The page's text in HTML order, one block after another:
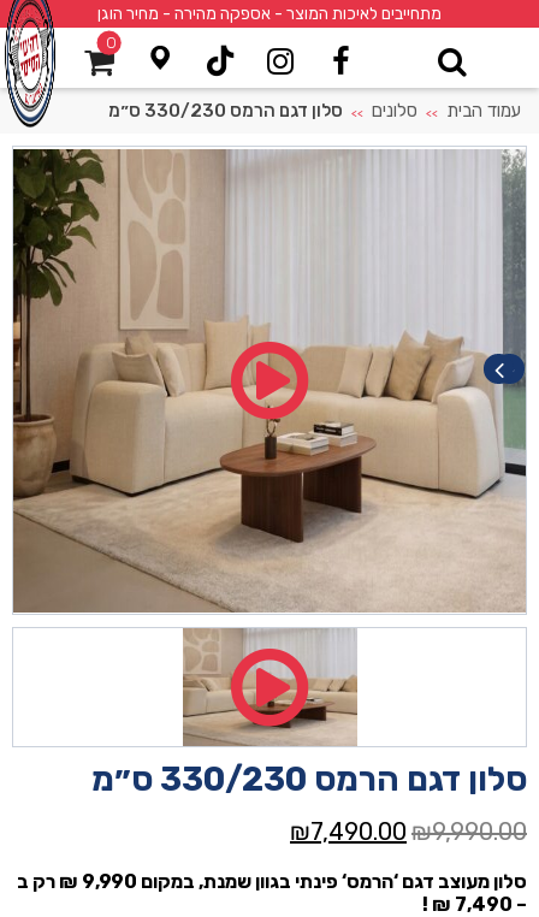
מתחייבים לאיכות המוצר - אספקה מהירה - מחיר הוגן
0
עמוד הבית >> סלונים >> סלון דגם הרמס 330/230 ס״מ
סלון דגם הרמס 330/230 ס״מ
₪9,990.00
המחיר
היה:
₪7,490.00
הוא:
סלון מעוצב דגם ‘הרמס‘ פינתי בגוון שמנת, במקום 9,990 ₪ רק ב
– 7,490 ₪ !